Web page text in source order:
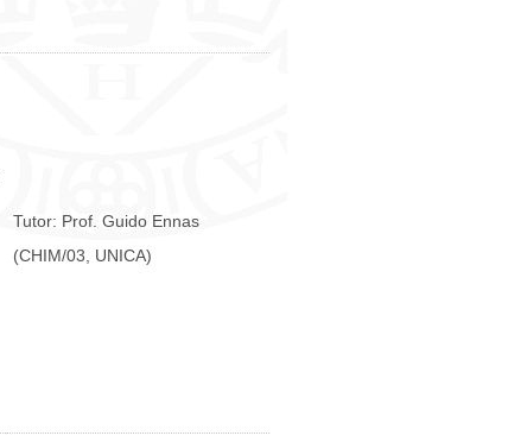
Tutor: Prof. Guido Ennas
(CHIM/03, UNICA)